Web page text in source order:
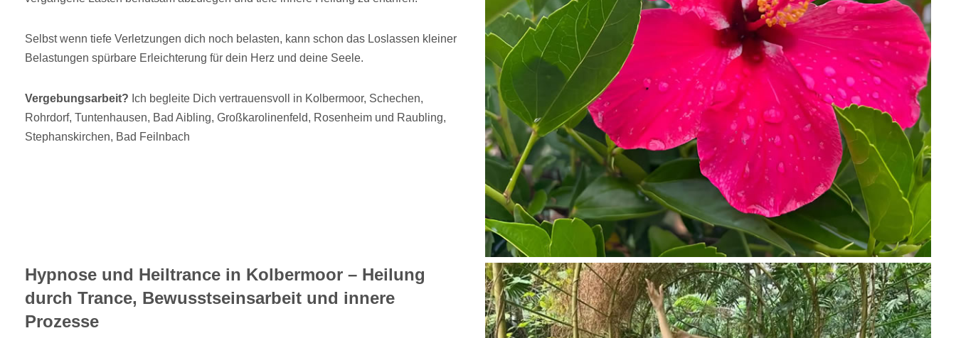
Selbst wenn tiefe Verletzungen dich noch belasten, kann schon das Loslassen kleiner
Belastungen spürbare Erleichterung für dein Herz und deine Seele.
Vergebungsarbeit? Ich begleite Dich vertrauensvoll in Kolbermoor, Schechen,
Rohrdorf, Tuntenhausen, Bad Aibling, Großkarolinenfeld, Rosenheim und Raubling,
Stephanskirchen, Bad Feilnbach
Hypnose und Heiltrance in Kolbermoor – Heilung
durch Trance, Bewusstseinsarbeit und innere
Prozesse